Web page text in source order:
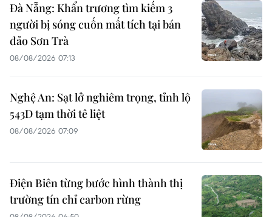
Đà Nẵng: Khẩn trương tìm kiếm 3
người bị sóng cuốn mất tích tại bán
đảo Sơn Trà
08/08/2026 07:13
Nghệ An: Sạt lở nghiêm trọng, tỉnh lộ
543D tạm thời tê liệt
08/08/2026 07:09
Điện Biên từng bước hình thành thị
trường tín chỉ carbon rừng